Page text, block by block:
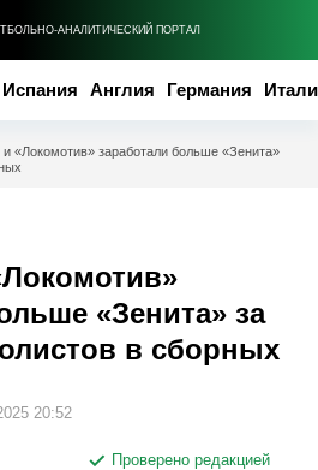
АНАЛИТИЧЕСКИЙ ПОРТАЛ
Испания Англия Германия
и «Локомотив» заработали больше «Зенита»
«Зенита» за
в сборных
20:52
Проверено редакцией